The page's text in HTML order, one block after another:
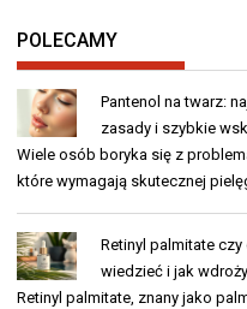
POLECAMY
Pantenol na twarz:
zasady i szybkie
Wiele osób boryka się z
które wymagają skutecznej
Retinyl palmitate czy
wiedzieć i jak
Retinyl palmitate, znany jako